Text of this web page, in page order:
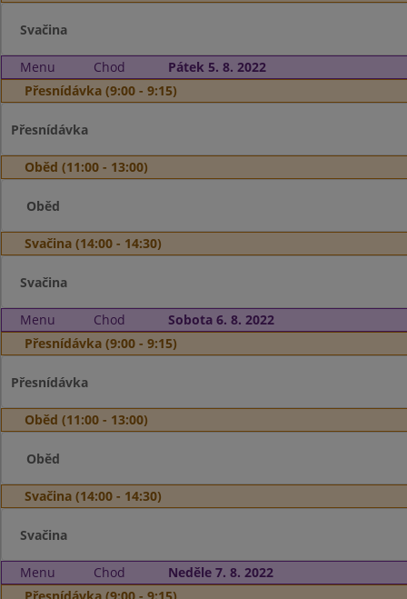
Svačina
Menu Chod
Pátek 5. 8. 2022
Přesnídávka (9:00 - 9:15)
Přesnídávka
Oběd (11:00 - 13:00)
Oběd
Svačina (14:00 - 14:30)
Svačina
Menu Chod
Sobota 6. 8. 2022
Přesnídávka (9:00 - 9:15)
Přesnídávka
Oběd (11:00 - 13:00)
Oběd
Svačina (14:00 - 14:30)
Svačina
Menu Chod
Neděle 7. 8. 2022